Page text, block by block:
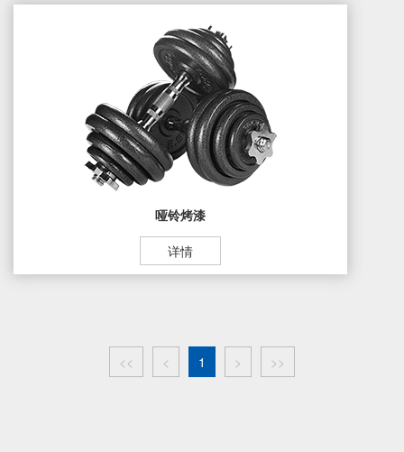
哑铃烤漆
详情
<< < 1 > >>